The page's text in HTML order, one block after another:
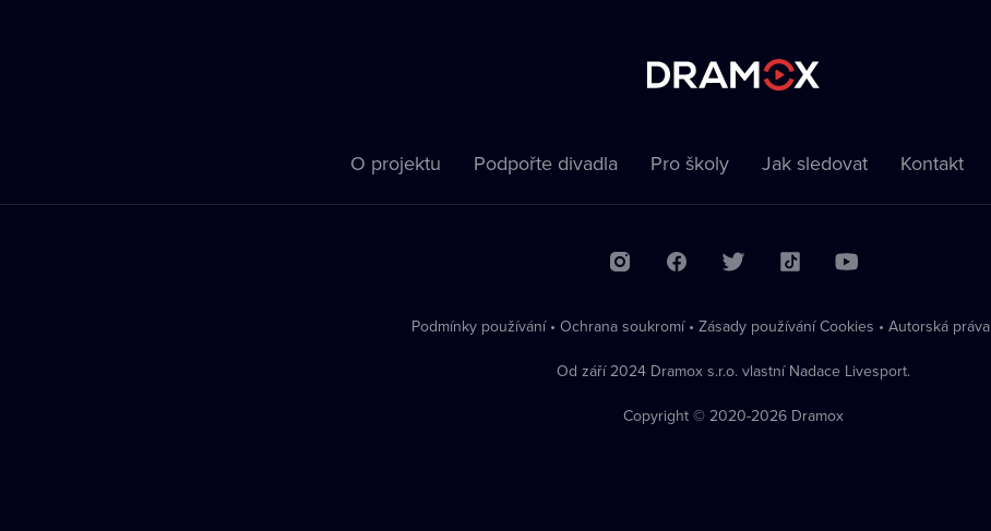
O projektu Podpořte divadla Pro školy Jak sledovat Kontakt
Podmínky používání • Ochrana soukromí • Zásady používání Cookies • Autorská práva
Od září 2024 Dramox s.r.o. vlastní Nadace Livesport.
Copyright © 2020-2026 Dramox